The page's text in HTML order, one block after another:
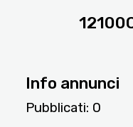
Info annunci
Pubblicati: 0